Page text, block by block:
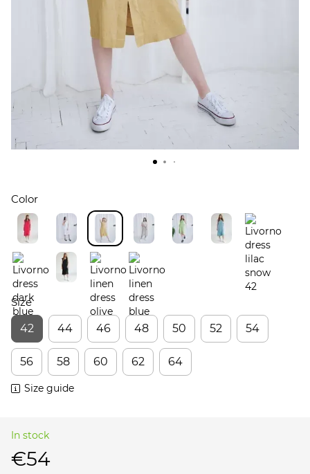
Color
Size
42
44 46 48 50 52 54
56 58 60 62 64
Size guide
In stock
€54